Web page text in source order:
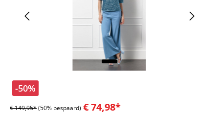
-50%
€ 149,95*(50% bespaard) € 74,98*